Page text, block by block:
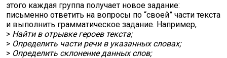
этого каждая группа получает новое задание:
письменно ответить на вопросы по “своей” части текста
и вы­полнить грамматическое задание. Например,
> Найти в отрывке героев текста;
> Определить части речи в указанных словах;
> Определить склонение данных слов;